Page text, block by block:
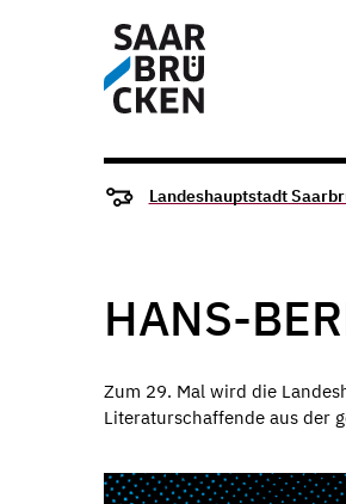
Landeshauptstadt
HANS-
Zum 29. Mal wird die
Literaturschaffende aus der